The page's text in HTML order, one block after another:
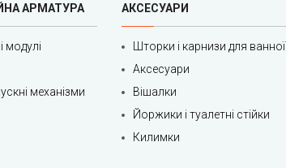
АРМАТУРА
модулі
механізми
АКСЕСУАРИ
Шторки і карнизи для ванної
Аксесуари
Вішалки
Йоржики і туалетні стійки
Килимки